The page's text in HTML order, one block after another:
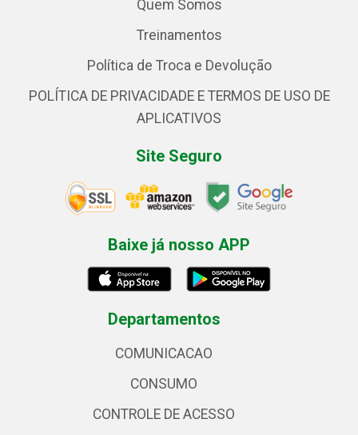
Quem Somos
Treinamentos
Política de Troca e Devolução
POLÍTICA DE PRIVACIDADE E TERMOS DE USO DE
APLICATIVOS
Site Seguro
Baixe já nosso APP
Departamentos
COMUNICACAO
CONSUMO
CONTROLE DE ACESSO